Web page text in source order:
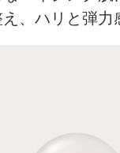
、ハリと弾力